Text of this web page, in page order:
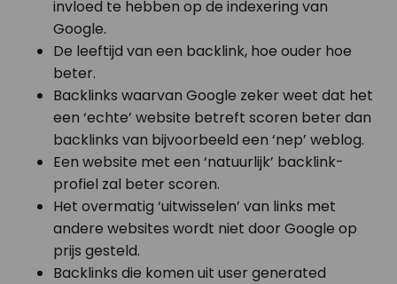
invloed te hebben op de indexering van
Google.
De leeftijd van een backlink, hoe ouder hoe
beter.
Backlinks waarvan Google zeker weet dat het
een ‘echte’ website betreft scoren beter dan
backlinks van bijvoorbeeld een ‘nep’ weblog.
Een website met een ‘natuurlijk’ backlink-
profiel zal beter scoren.
Het overmatig ‘uitwisselen’ van links met
andere websites wordt niet door Google op
prijs gesteld.
Backlinks die komen uit user generated